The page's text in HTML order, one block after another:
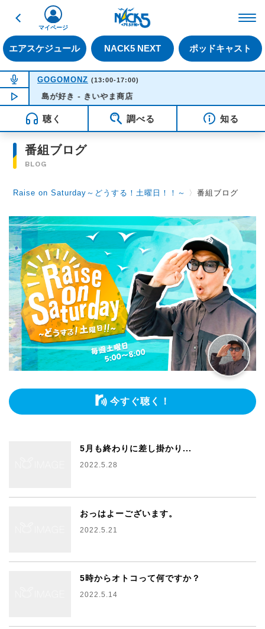
戻る
エアスケジュール NACK5 NEXT ポッドキャスト
マイページ
NOW ON AIR
GOGOMONZ (13:00-17:00)
NOW PLAYING15:57
島が好き - きいやま商店
聴く 調べる 知る
番組ブログ
BLOG
Raise on Saturday～どうする！土曜日！！～ 〉番組ブログ
今すぐ聴く！
5月も終わりに差し掛かり...
2022.5.28
おっはよーございます。
2022.5.21
5時からオトコって何ですか？
2022.5.14